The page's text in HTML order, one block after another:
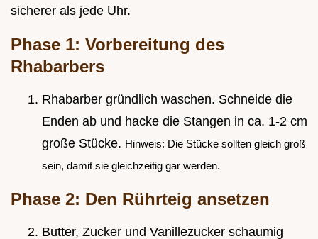
sicherer als jede Uhr.
Phase 1: Vorbereitung des
Rhabarbers
Rhabarber gründlich waschen. Schneide die
Enden ab und hacke die Stangen in ca. 1-2 cm
große Stücke. Hinweis: Die Stücke sollten gleich groß
sein, damit sie gleichzeitig gar werden.
Phase 2: Den Rührteig ansetzen
Butter, Zucker und Vanillezucker schaumig